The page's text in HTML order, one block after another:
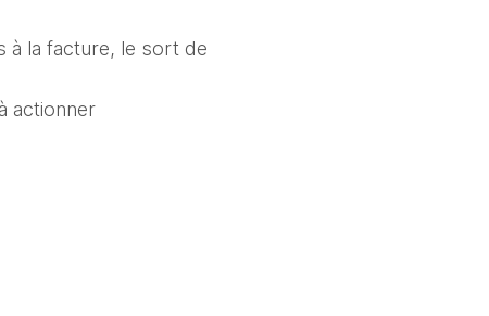
à la facture, le sort de
actionner